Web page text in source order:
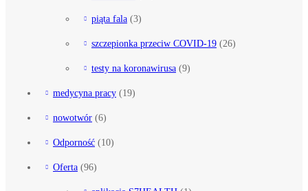
piąta fala (3)
szczepionka przeciw COVID-19 (26)
testy na koronawirusa (9)
medycyna pracy (19)
nowotwór (6)
Odporność (10)
Oferta (96)